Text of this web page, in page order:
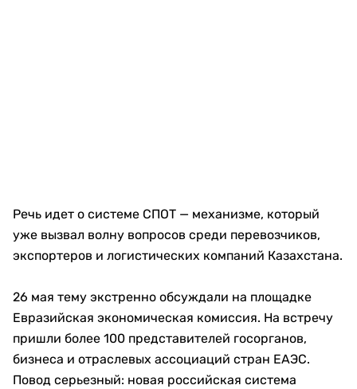
Речь идет о системе СПОТ — механизме, который
уже вызвал волну вопросов среди перевозчиков,
экспортеров и логистических компаний Казахстана.
26 мая тему экстренно обсуждали на площадке
Евразийская экономическая комиссия. На встречу
пришли более 100 представителей госорганов,
бизнеса и отраслевых ассоциаций стран ЕАЭС.
Повод серьезный: новая российская система